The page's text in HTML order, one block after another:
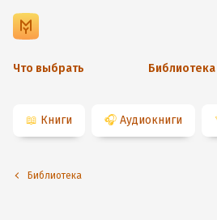
Что выбрать Библиотека
📖 Книги 🎧 Аудиокниги
Библиотека